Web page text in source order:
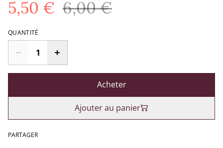
5,50 € 6,00 €
QUANTITÉ
Acheter
Ajouter au panier
PARTAGER